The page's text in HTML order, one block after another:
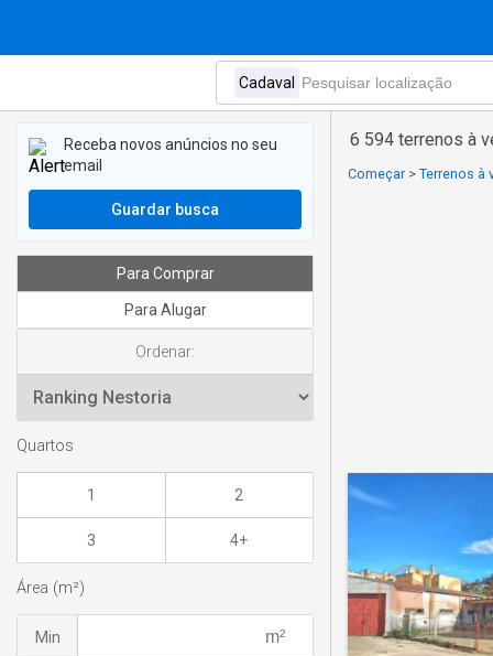
6 594 terrenos à
Começar > Terrenos à
Receba novos anúncios no seu
email
Guardar busca
Para Comprar
Para Alugar
Ordenar:
Quartos
1 2
3 4+
Área (m²)
Min